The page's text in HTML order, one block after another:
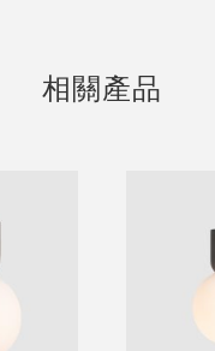
相關產品